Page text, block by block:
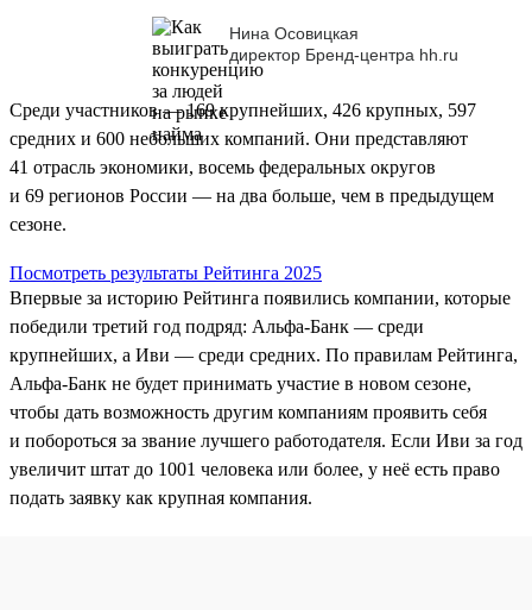
Нина Осовицкая
директор Бренд-центра hh.ru
Среди участников — 169 крупнейших, 426 крупных, 597
средних и 600 небольших компаний. Они представляют
41 отрасль экономики, восемь федеральных округов
и 69 регионов России — на два больше, чем в предыдущем
сезоне.
Посмотреть результаты Рейтинга 2025
Впервые за историю Рейтинга появились компании, которые
победили третий год подряд: Альфа-Банк — среди
крупнейших, а Иви — среди средних. По правилам Рейтинга,
Альфа‑Банк не будет принимать участие в новом сезоне,
чтобы дать возможность другим компаниям проявить себя
и побороться за звание лучшего работодателя. Если Иви за год
увеличит штат до 1001 человека или более, у неё есть право
подать заявку как крупная компания.